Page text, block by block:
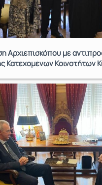
Αρχιεπισκόπου με
Κατεχομένων Κοινοτήτων